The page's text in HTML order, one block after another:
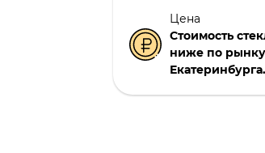
Цена
Стоимость
ниже по рынку
Екатеринбурга.